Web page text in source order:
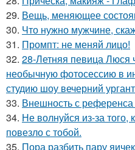
29. Вещь, меняющее
30. Что нужно мужчине,
31. Промпт: не меняй лицо!
32. 28-Летняя певица Люся
необычную фотосессию в
студию шоу вечерний
33. Внешность с референса
34. Не волнуйся из-за того,
повезло с тобой.
35. Пора разбить пару